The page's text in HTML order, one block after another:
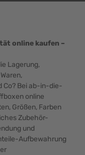
online kaufen –
Lagerung,
Co? Bei ab-in-die-
online
Größen, Farben
Zubehör-
und
Aufbewahrung